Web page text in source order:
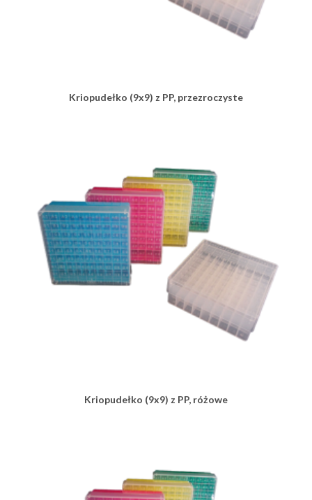
Kriopudełko (9x9) z PP, przezroczyste
Kriopudełko (9x9) z PP, różowe